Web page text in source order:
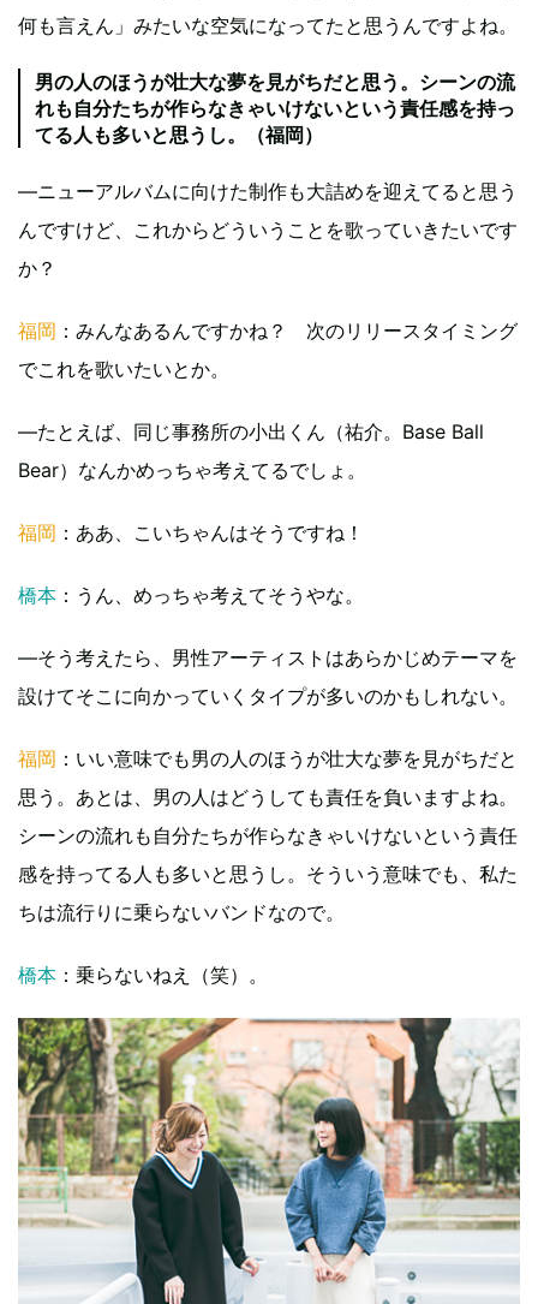
何も言えん」みたいな空気になってたと思うんですよね。
男の人のほうが壮大な夢を見がちだと思う。シーンの流
れも自分たちが作らなきゃいけないという責任感を持っ
てる人も多いと思うし。（福岡）
―ニューアルバムに向けた制作も大詰めを迎えてると思う
んですけど、これからどういうことを歌っていきたいです
か？
福岡 ：みんなあるんですかね？ 次のリリースタイミング
でこれを歌いたいとか。
―たとえば、同じ事務所の小出くん（祐介。Base Ball
Bear）なんかめっちゃ考えてるでしょ。
福岡 ：ああ、こいちゃんはそうですね！
橋本 ：うん、めっちゃ考えてそうやな。
―そう考えたら、男性アーティストはあらかじめテーマを
設けてそこに向かっていくタイプが多いのかもしれない。
福岡 ：いい意味でも男の人のほうが壮大な夢を見がちだと
思う。あとは、男の人はどうしても責任を負いますよね。
シーンの流れも自分たちが作らなきゃいけないという責任
感を持ってる人も多いと思うし。そういう意味でも、私た
ちは流行りに乗らないバンドなので。
橋本 ：乗らないねえ（笑）。